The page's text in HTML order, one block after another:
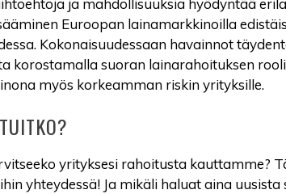
Euroopan lainamarkkinoilla
Kokonaisuudessaan havainnot
korostamalla suoran lainarahoituksen
myös korkeamman riskin yrityksille.
yrityksesi rahoitusta kauttamme?
yhteydessä! Ja mikäli haluat aina